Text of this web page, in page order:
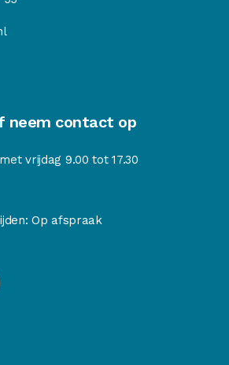
neem contact op
vrijdag 9.00 tot 17.30
Op afspraak